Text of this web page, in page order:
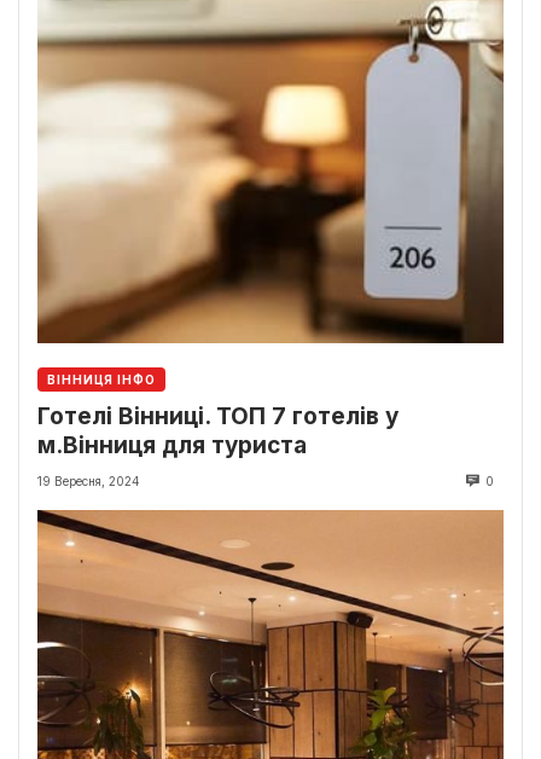
ВІННИЦЯ ІНФО
Готелі Вінниці. ТОП 7 готелів у
м.Вінниця для туриста
19 Вересня, 2024 0